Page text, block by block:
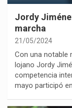
Jordy
marcha
21/05/2024
Con una notable
lojano Jordy
competencia
mayo participó